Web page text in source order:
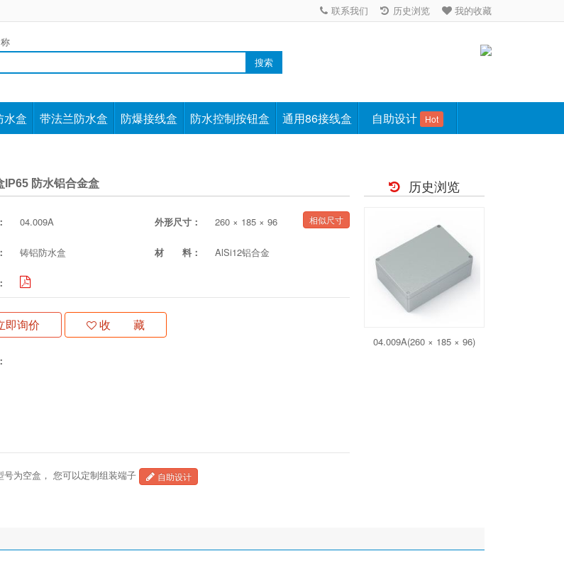
联系我们 历史浏览 我的收藏
搜索
水盒 带法兰防水盒 防爆接线盒 防水控制按钮盒 通用86接线盒 自助设计 Hot
号为空盒， 您可以定制组装端子 自助设计
IP65 防水铝合金盒
04.009A 外形尺寸： 260 × 185 × 96 相似尺寸
铸铝防水盒 材 料： AlSi12铝合金
即询价 收 藏
历史浏览
04.009A(260 × 185 × 96)